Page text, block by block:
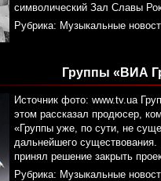
символический Зал Славы
Рубрика: Музыкальные
Группы «ВИА
Источник фото: www.tv.ua
этом рассказал продюсер,
«Группы уже, по сути, не
дальнейшего
принял решение закрыть
Рубрика: Музыкальные